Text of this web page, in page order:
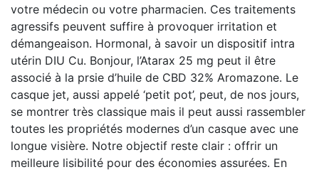
votre médecin ou votre pharmacien. Ces traitements
agressifs peuvent suffire à provoquer irritation et
démangeaison. Hormonal, à savoir un dispositif intra
utérin DIU Cu. Bonjour, l’Atarax 25 mg peut il être
associé à la prsie d’huile de CBD 32% Aromazone. Le
casque jet, aussi appelé ‘petit pot’, peut, de nos jours,
se montrer très classique mais il peut aussi rassembler
toutes les propriétés modernes d’un casque avec une
longue visière. Notre objectif reste clair : offrir un
meilleure lisibilité pour des économies assurées. En